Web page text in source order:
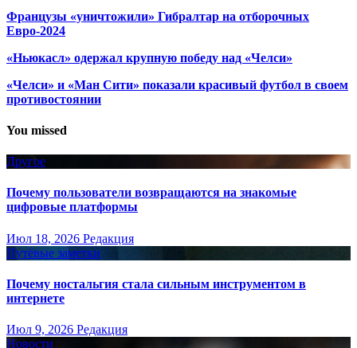
Французы «уничтожили» Гибралтар на отборочных
Евро-2024
«Ньюкасл» одержал крупную победу над «Челси»
«Челси» и «Ман Сити» показали красивый футбол в своем
противостоянии
You missed
Другое
Почему пользователи возвращаются на знакомые
цифровые платформы
Июл 18, 2026 Редакция
Путёвые заметки
Почему ностальгия стала сильным инструментом в
интернете
Июл 9, 2026 Редакция
Новости